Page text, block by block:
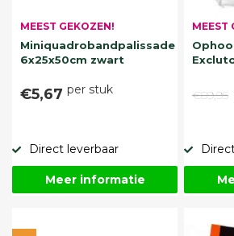
MEEST GEKOZEN!
Miniquadrobandpalissade
6x25x50cm zwart
€5,67 per stuk
Direct leverbaar
Meer informatie
MEEST
€89,95